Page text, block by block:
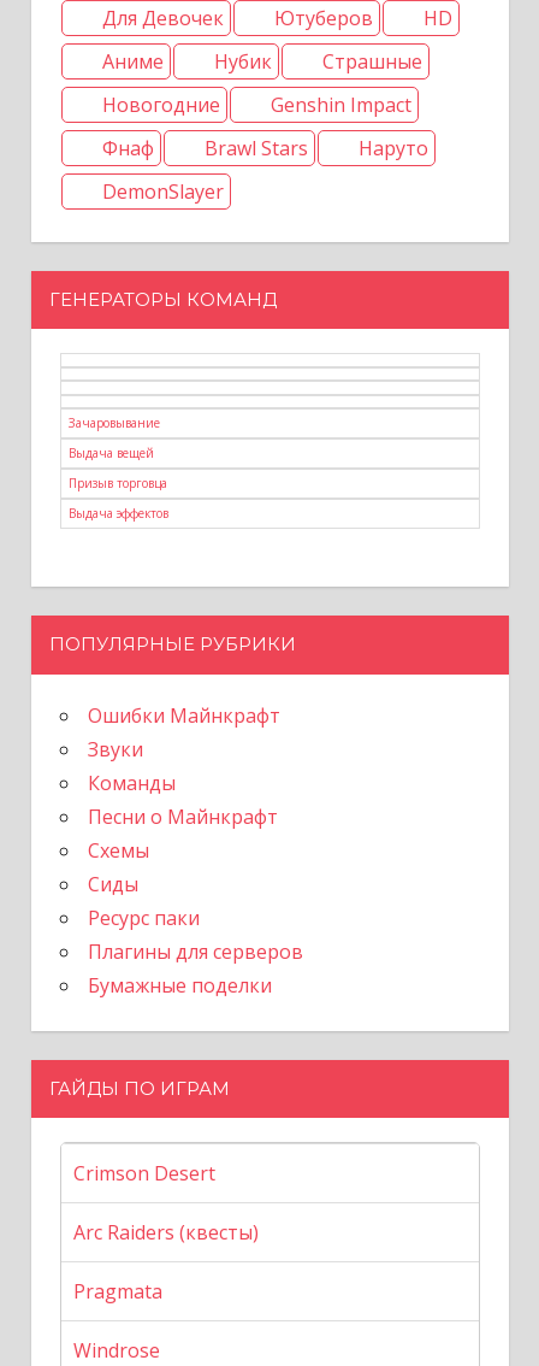
Для Девочек
Ютуберов
HD
Аниме
Нубик
Страшные
Новогодние
Genshin Impact
Фнаф
Brawl Stars
Наруто
DemonSlayer
ГЕНЕРАТОРЫ КОМАНД
Зачаровывание
Выдача вещей
Призыв торговца
Выдача эффектов
ПОПУЛЯРНЫЕ РУБРИКИ
Ошибки Майнкрафт
Звуки
Команды
Песни о Майнкрафт
Схемы
Сиды
Ресурс паки
Плагины для серверов
Бумажные поделки
ГАЙДЫ ПО ИГРАМ
Crimson Desert
Arc Raiders (квесты)
Pragmata
Windrose